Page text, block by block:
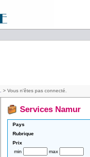
> Vous n'êtes pas connecté.
Services Namur
Pays
Rubrique
Prix
min
max